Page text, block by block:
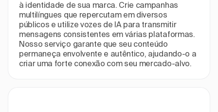
à identidade de sua marca. Crie campanhas
multilíngues que repercutam em diversos
públicos e utilize vozes de IA para transmitir
mensagens consistentes em várias plataformas.
Nosso serviço garante que seu conteúdo
permaneça envolvente e autêntico, ajudando-o a
criar uma forte conexão com seu mercado-alvo.